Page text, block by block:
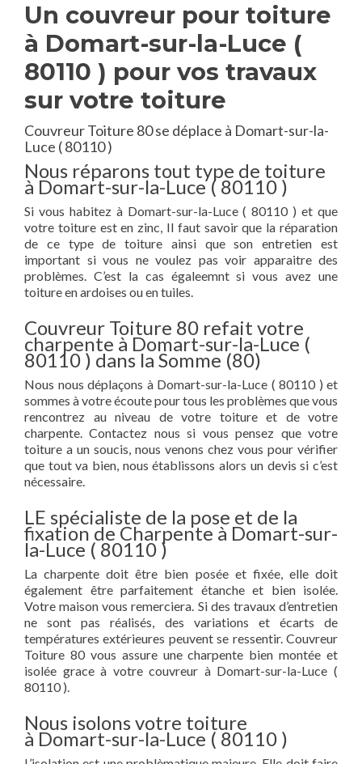
Un couvreur pour toiture
à Domart-sur-la-Luce (
80110 ) pour vos travaux
sur votre toiture
Couvreur Toiture 80 se déplace à Domart-sur-la-
Luce ( 80110 )
Nous réparons tout type de toiture
à Domart-sur-la-Luce ( 80110 )
Si vous habitez à Domart-sur-la-Luce ( 80110 ) et que
votre toiture est en zinc, Il faut savoir que la réparation
de ce type de toiture ainsi que son entretien est
important si vous ne voulez pas voir apparaitre des
problèmes. C’est la cas égaleemnt si vous avez une
toiture en ardoises ou en tuiles.
Couvreur Toiture 80 refait votre
charpente à Domart-sur-la-Luce (
80110 ) dans la Somme (80)
Nous nous déplaçons à Domart-sur-la-Luce ( 80110 ) et
sommes à votre écoute pour tous les problèmes que vous
rencontrez au niveau de votre toiture et de votre
charpente. Contactez nous si vous pensez que votre
toiture a un soucis, nous venons chez vous pour vérifier
que tout va bien, nous établissons alors un devis si c’est
nécessaire.
LE spécialiste de la pose et de la
fixation de Charpente à Domart-sur-
la-Luce ( 80110 )
La charpente doit être bien posée et fixée, elle doit
également être parfaitement étanche et bien isolée.
Votre maison vous remerciera. Si des travaux d’entretien
ne sont pas réalisés, des variations et écarts de
températures extérieures peuvent se ressentir. Couvreur
Toiture 80 vous assure une charpente bien montée et
isolée grace à votre couvreur à Domart-sur-la-Luce (
80110 ).
Nous isolons votre toiture
à Domart-sur-la-Luce ( 80110 )